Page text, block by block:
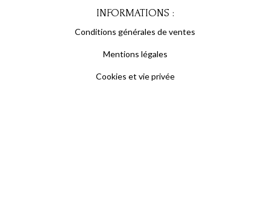
INFORMATIONS :
Conditions générales de ventes
Mentions légales
Cookies et vie privée